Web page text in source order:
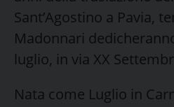
Sant’Agostino a Pavia,
Madonnari
luglio, in via XX
Nata come Luglio in